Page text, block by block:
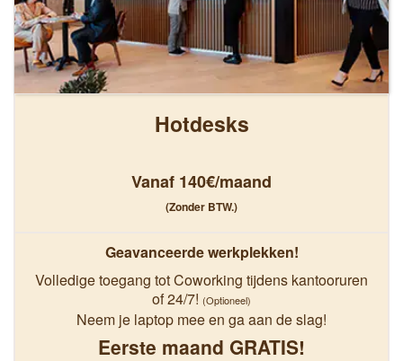
Hotdesks
Vanaf 140€/maand
(Zonder BTW.)
Geavanceerde werkplekken!
Volledige toegang tot Coworking tijdens kantooruren
of 24/7! (Optioneel)
Neem je laptop mee en ga aan de slag!
Eerste maand GRATIS!